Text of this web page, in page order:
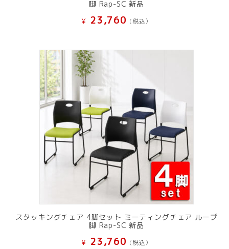
脚 Rap-SC 新品
¥ 23,760 (税込）
スタッキングチェア 4脚セット ミーティングチェア ループ
脚 Rap-SC 新品
¥ 23,760 (税込）